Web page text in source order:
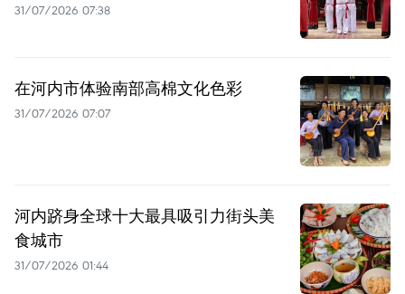
31/07/2026 07:38
在河内市体验南部高棉文化色彩
31/07/2026 07:07
河内跻身全球十大最具吸引力街头美
食城市
31/07/2026 01:44